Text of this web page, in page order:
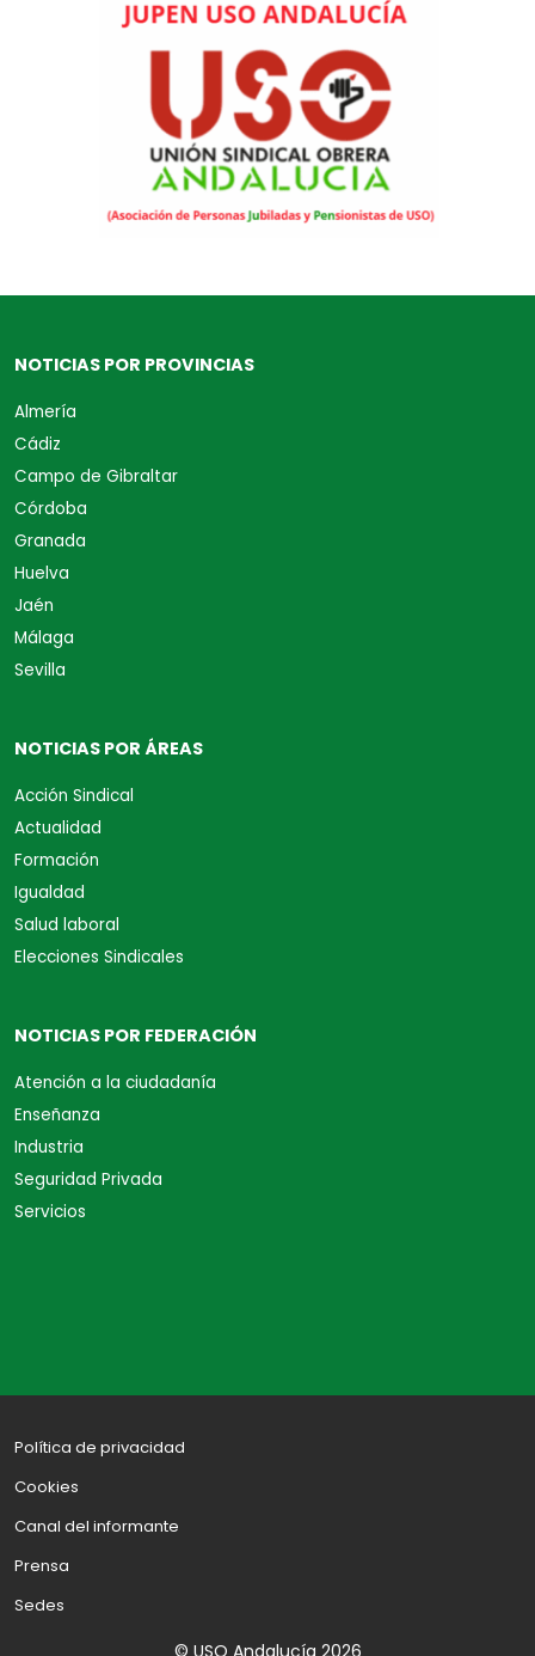
NOTICIAS POR PROVINCIAS
Almería
Cádiz
Campo de Gibraltar
Córdoba
Granada
Huelva
Jaén
Málaga
Sevilla
NOTICIAS POR ÁREAS
Acción Sindical
Actualidad
Formación
Igualdad
Salud laboral
Elecciones Sindicales
NOTICIAS POR FEDERACIÓN
Atención a la ciudadanía
Enseñanza
Industria
Seguridad Privada
Servicios
Política de privacidad
Cookies
Canal del informante
Prensa
Sedes
© USO Andalucía 2026